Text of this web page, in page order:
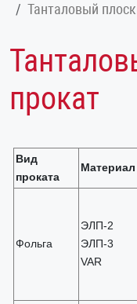
Танталовый
прокат
Вид
проката
Материал
Фольга
ЭЛП-2
ЭЛП-3
VAR